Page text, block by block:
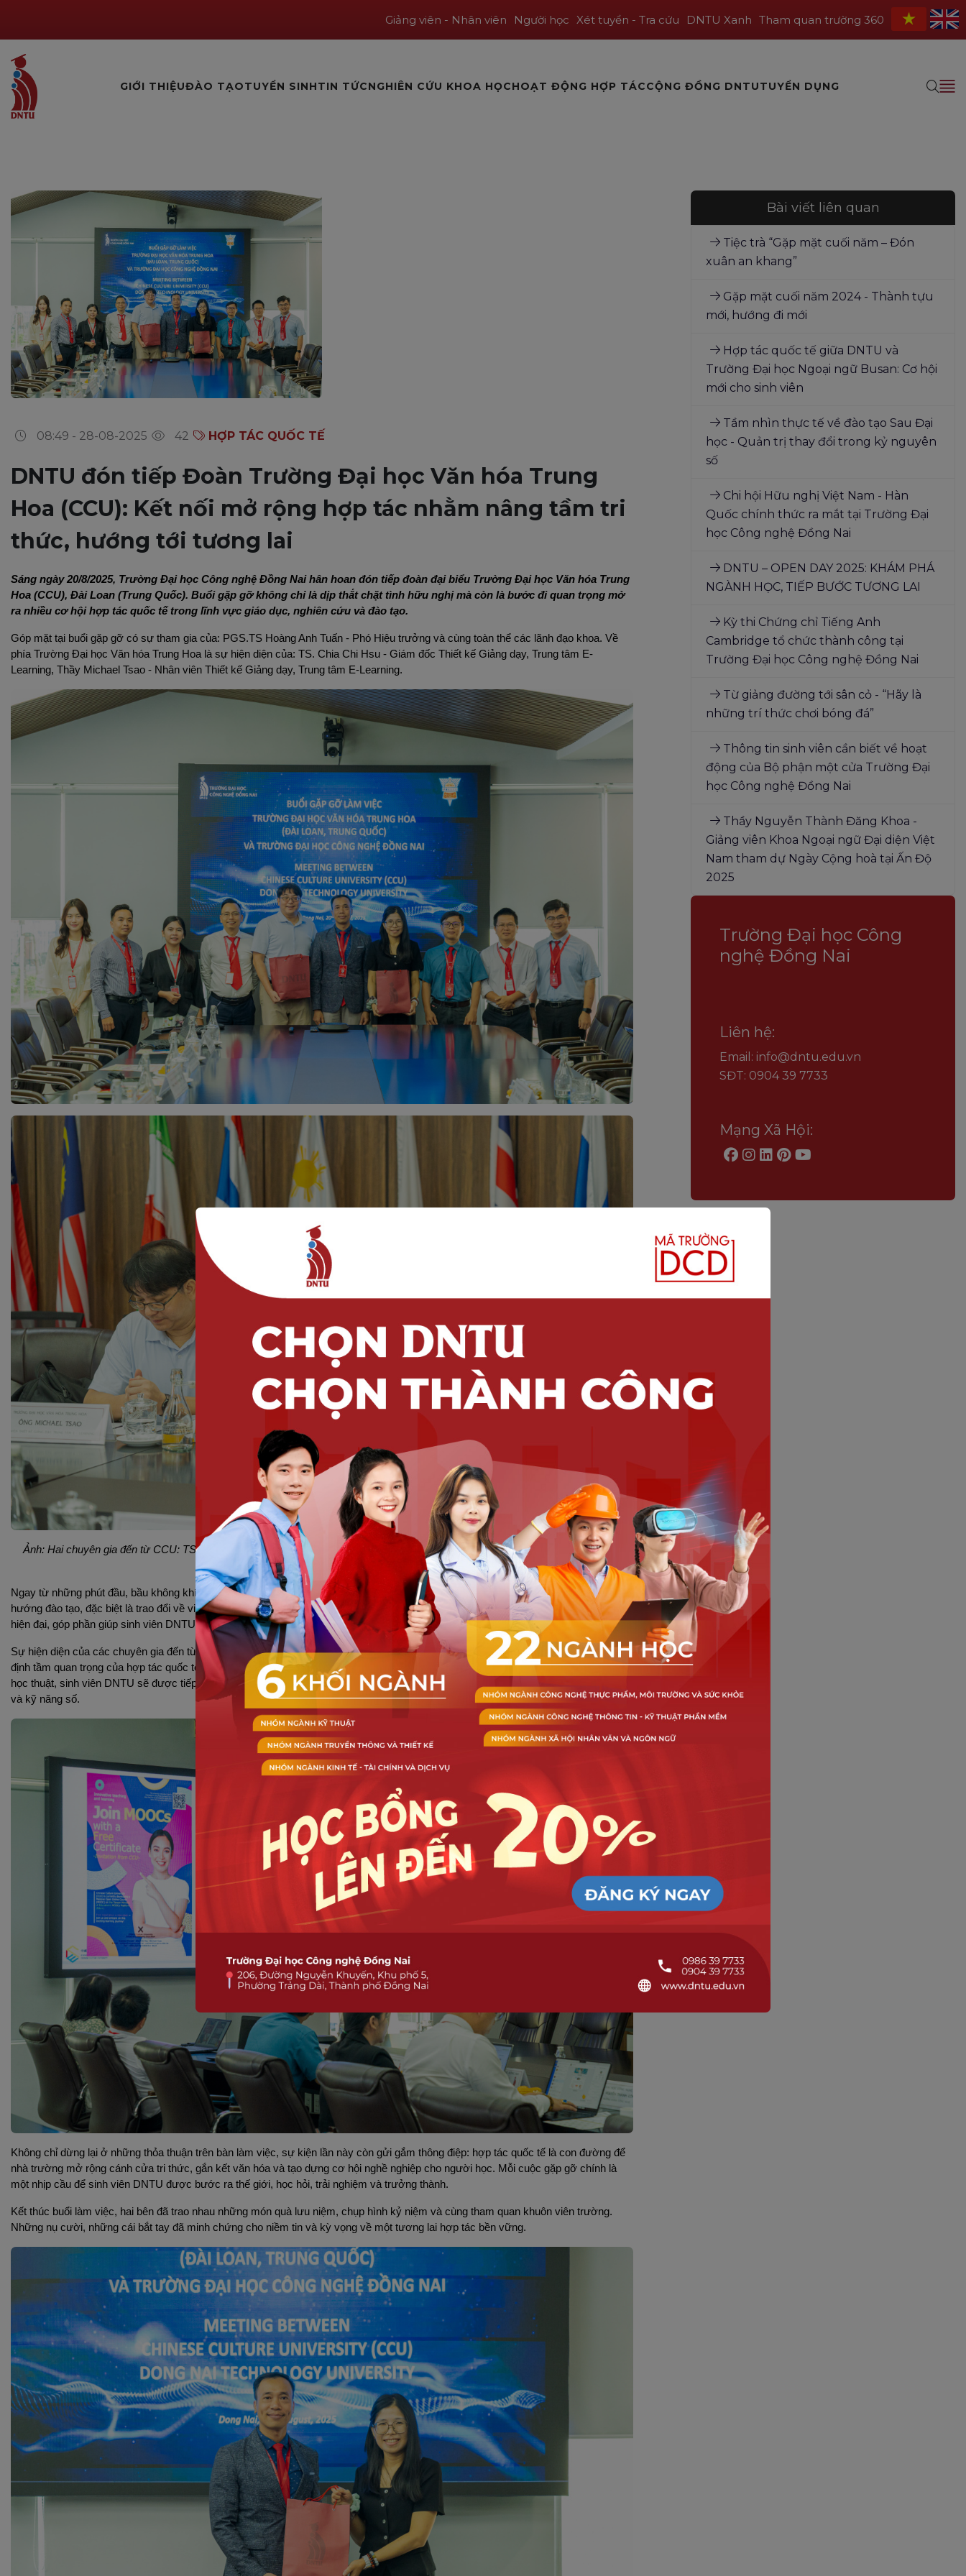
Giảng viên - Nhân viên Người học Xét tuyển - Tra cứu DNTU Xanh Tham quan trường 360
GIỚI THIỆUĐÀO TẠOTUYỂN SINHTIN TỨCNGHIÊN CỨU KHOA HỌCHOẠT ĐỘNG HỢP TÁCCỘNG ĐỒNG DNTUTUYỂN DỤNG
08:49 - 28-08-2025 42 HỢP TÁC QUỐC TẾ
DNTU đón tiếp Đoàn Trường Đại học Văn hóa Trung
Hoa (CCU): Kết nối mở rộng hợp tác nhằm nâng tầm tri
thức, hướng tới tương lai
Sáng ngày 20/8/2025, Trường Đại học Công nghệ Đồng Nai hân hoan đón tiếp đoàn đại biểu Trường Đại học Văn hóa Trung
Hoa (CCU), Đài Loan (Trung Quốc). Buổi gặp gỡ không chỉ là dịp thắt chặt tình hữu nghị mà còn là bước đi quan trọng mở
ra nhiều cơ hội hợp tác quốc tế trong lĩnh vực giáo dục, nghiên cứu và đào tạo.
Góp mặt tại buổi gặp gỡ có sự tham gia của: PGS.TS Hoàng Anh Tuấn - Phó Hiệu trưởng và cùng toàn thể các lãnh đạo khoa. Về
phía Trường Đại học Văn hóa Trung Hoa là sự hiện diện của: TS. Chia Chi Hsu - Giám đốc Thiết kế Giảng dạy, Trung tâm E-
Learning, Thầy Michael Tsao - Nhân viên Thiết kế Giảng dạy, Trung tâm E-Learning.
Ảnh: Hai chuyên gia đến từ CCU: TS. Chia Chi Hsu - Giám đốc Thiết kế Giảng dạy, Trung tâm E-Learning, Thầy Michael Tsao -
Nhân viên Thiết kế Giảng dạy, Trung tâm E-Learning
Ngay từ những phút đầu, bầu không khí ấm áp đã thể hiện rõ tinh thần hiếu khách của DNTU. Hai bên đã cùng nhau chia sẻ về định
hướng đào tạo, đặc biệt là trao đổi về việc triển khai các lớp học trực tuyến MOOC. Đây được xem là xu thế tất yếu trong giáo dục
hiện đại, góp phần giúp sinh viên DNTU có cơ hội tiếp cận kho tàng tri thức đa dạng từ các trường đại học tiên tiến trên thế giới.
Sự hiện diện của các chuyên gia đến từ Trung tâm E-Learning — CCU đã mang đến góc nhìn mới về phương pháp giảng dạy, khẳng
định tầm quan trọng của hợp tác quốc tế trong việc nâng cao chất lượng đào tạo. Thông qua MOOC và những chương trình hợp tác
học thuật, sinh viên DNTU sẽ được tiếp cận môi trường học tập linh hoạt, sáng tạo, đồng thời rèn luyện khả năng hội nhập, ngôn ngữ
và kỹ năng số.
Không chỉ dừng lại ở những thỏa thuận trên bàn làm việc, sự kiện lần này còn gửi gắm thông điệp: hợp tác quốc tế là con đường để
nhà trường mở rộng cánh cửa tri thức, gắn kết văn hóa và tạo dựng cơ hội nghề nghiệp cho người học. Mỗi cuộc gặp gỡ chính là
một nhịp cầu để sinh viên DNTU được bước ra thế giới, học hỏi, trải nghiệm và trưởng thành.
Kết thúc buổi làm việc, hai bên đã trao nhau những món quà lưu niệm, chụp hình kỷ niệm và cùng tham quan khuôn viên trường.
Những nụ cười, những cái bắt tay đã minh chứng cho niềm tin và kỳ vọng về một tương lai hợp tác bền vững.
Bài viết liên quan
Tiệc trà “Gặp mặt cuối năm – Đón
xuân an khang”
Gặp mặt cuối năm 2024 - Thành tựu
mới, hướng đi mới
Hợp tác quốc tế giữa DNTU và
Trường Đại học Ngoại ngữ Busan: Cơ hội
mới cho sinh viên
Tầm nhìn thực tế về đào tạo Sau Đại
học - Quản trị thay đổi trong kỷ nguyên
số
Chi hội Hữu nghị Việt Nam - Hàn
Quốc chính thức ra mắt tại Trường Đại
học Công nghệ Đồng Nai
DNTU – OPEN DAY 2025: KHÁM PHÁ
NGÀNH HỌC, TIẾP BƯỚC TƯƠNG LAI
Kỳ thi Chứng chỉ Tiếng Anh
Cambridge tổ chức thành công tại
Trường Đại học Công nghệ Đồng Nai
Từ giảng đường tới sân cỏ - “Hãy là
những trí thức chơi bóng đá”
Thông tin sinh viên cần biết về hoạt
động của Bộ phận một cửa Trường Đại
học Công nghệ Đồng Nai
Thầy Nguyễn Thành Đăng Khoa -
Giảng viên Khoa Ngoại ngữ Đại diện Việt
Nam tham dự Ngày Cộng hoà tại Ấn Độ
2025
Trường Đại học Công
nghệ Đồng Nai
Liên hệ:
Email: info@dntu.edu.vn
SĐT: 0904 39 7733
Mạng Xã Hội: